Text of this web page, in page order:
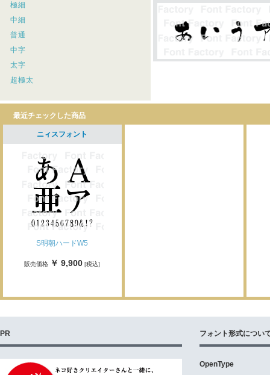
極細
中細
普通
中字
太字
超極太
最近チェックした商品
ニィスフォント
S明朝ハードW5
販売価格 ￥ 9,900 [税込]
PR フォント形式につい
OpenType